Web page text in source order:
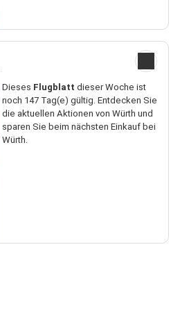
Dieses Flugblatt dieser Woche ist
noch 147 Tag(e) gültig. Entdecken Sie
die aktuellen Aktionen von Würth und
sparen Sie beim nächsten Einkauf bei
Würth.